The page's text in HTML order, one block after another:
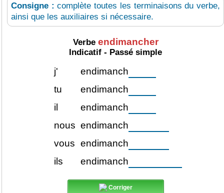
Consigne :complète toutes les terminaisons du verbe,
ainsi que les auxiliaires si nécessaire.
Verbe endimancher
Indicatif - Passé simple
j'
endimanch
tu
endimanch
il
endimanch
nous endimanch
vous endimanch
ils
endimanch
Corriger